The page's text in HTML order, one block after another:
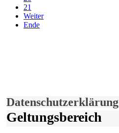
21
Weiter
Ende
Datenschutzerklärung
Geltungsbereich